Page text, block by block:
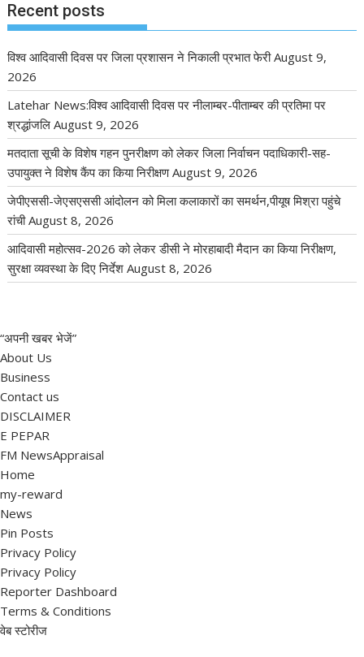
Recent posts
विश्व आदिवासी दिवस पर जिला प्रशासन ने निकाली प्रभात फेरी August 9,
2026
Latehar News:विश्व आदिवासी दिवस पर नीलाम्बर-पीताम्बर की प्रतिमा पर
श्रद्धांजलि August 9, 2026
मतदाता सूची के विशेष गहन पुनरीक्षण को लेकर जिला निर्वाचन पदाधिकारी-सह-
उपायुक्त ने विशेष कैंप का किया निरीक्षण August 9, 2026
जेपीएससी-जेएसएससी आंदोलन को मिला कलाकारों का समर्थन,पीयूष मिश्रा पहुंचे
रांची August 8, 2026
आदिवासी महोत्सव-2026 को लेकर डीसी ने मोरहाबादी मैदान का किया निरीक्षण,
सुरक्षा व्यवस्था के दिए निर्देश August 8, 2026
“अपनी खबर भेजें”
About Us
Business
Contact us
DISCLAIMER
E PEPAR
FM NewsAppraisal
Home
my-reward
News
Pin Posts
Privacy Policy
Privacy Policy
Reporter Dashboard
Terms & Conditions
वेब स्टोरीज